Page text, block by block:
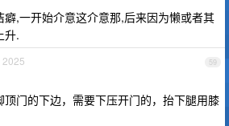
癖,一开始介意这介意那,后来因为懒或者其
升.
59
门的下边，需要下压开门的，抬下腿用膝